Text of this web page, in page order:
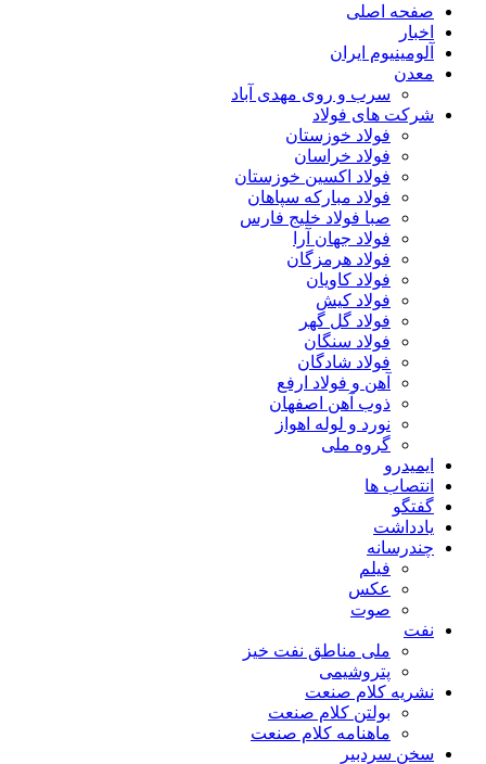
صفحه اصلی
اخبار
آلومینیوم ایران
معدن
سرب و روی مهدی آباد
شرکت های فولاد
فولاد خوزستان
فولاد خراسان
فولاد اکسین خوزستان
فولاد مبارکه سپاهان
صبا فولاد خلیج فارس
فولاد جهان آرا
فولاد هرمزگان
فولاد کاویان
فولاد کیش
فولاد گل گهر
فولاد سنگان
فولاد شادگان
آهن و فولاد ارفع
ذوب آهن اصفهان
نورد و لوله اهواز
گروه ملی
ایمیدرو
انتصاب ها
گفتگو
یادداشت
چندرسانه
فیلم
عکس
صوت
نفت
ملی مناطق نفت خیز
پتروشیمی
نشریه کلام صنعت
بولتن کلام صنعت
ماهنامه کلام صنعت
سخن سردبیر